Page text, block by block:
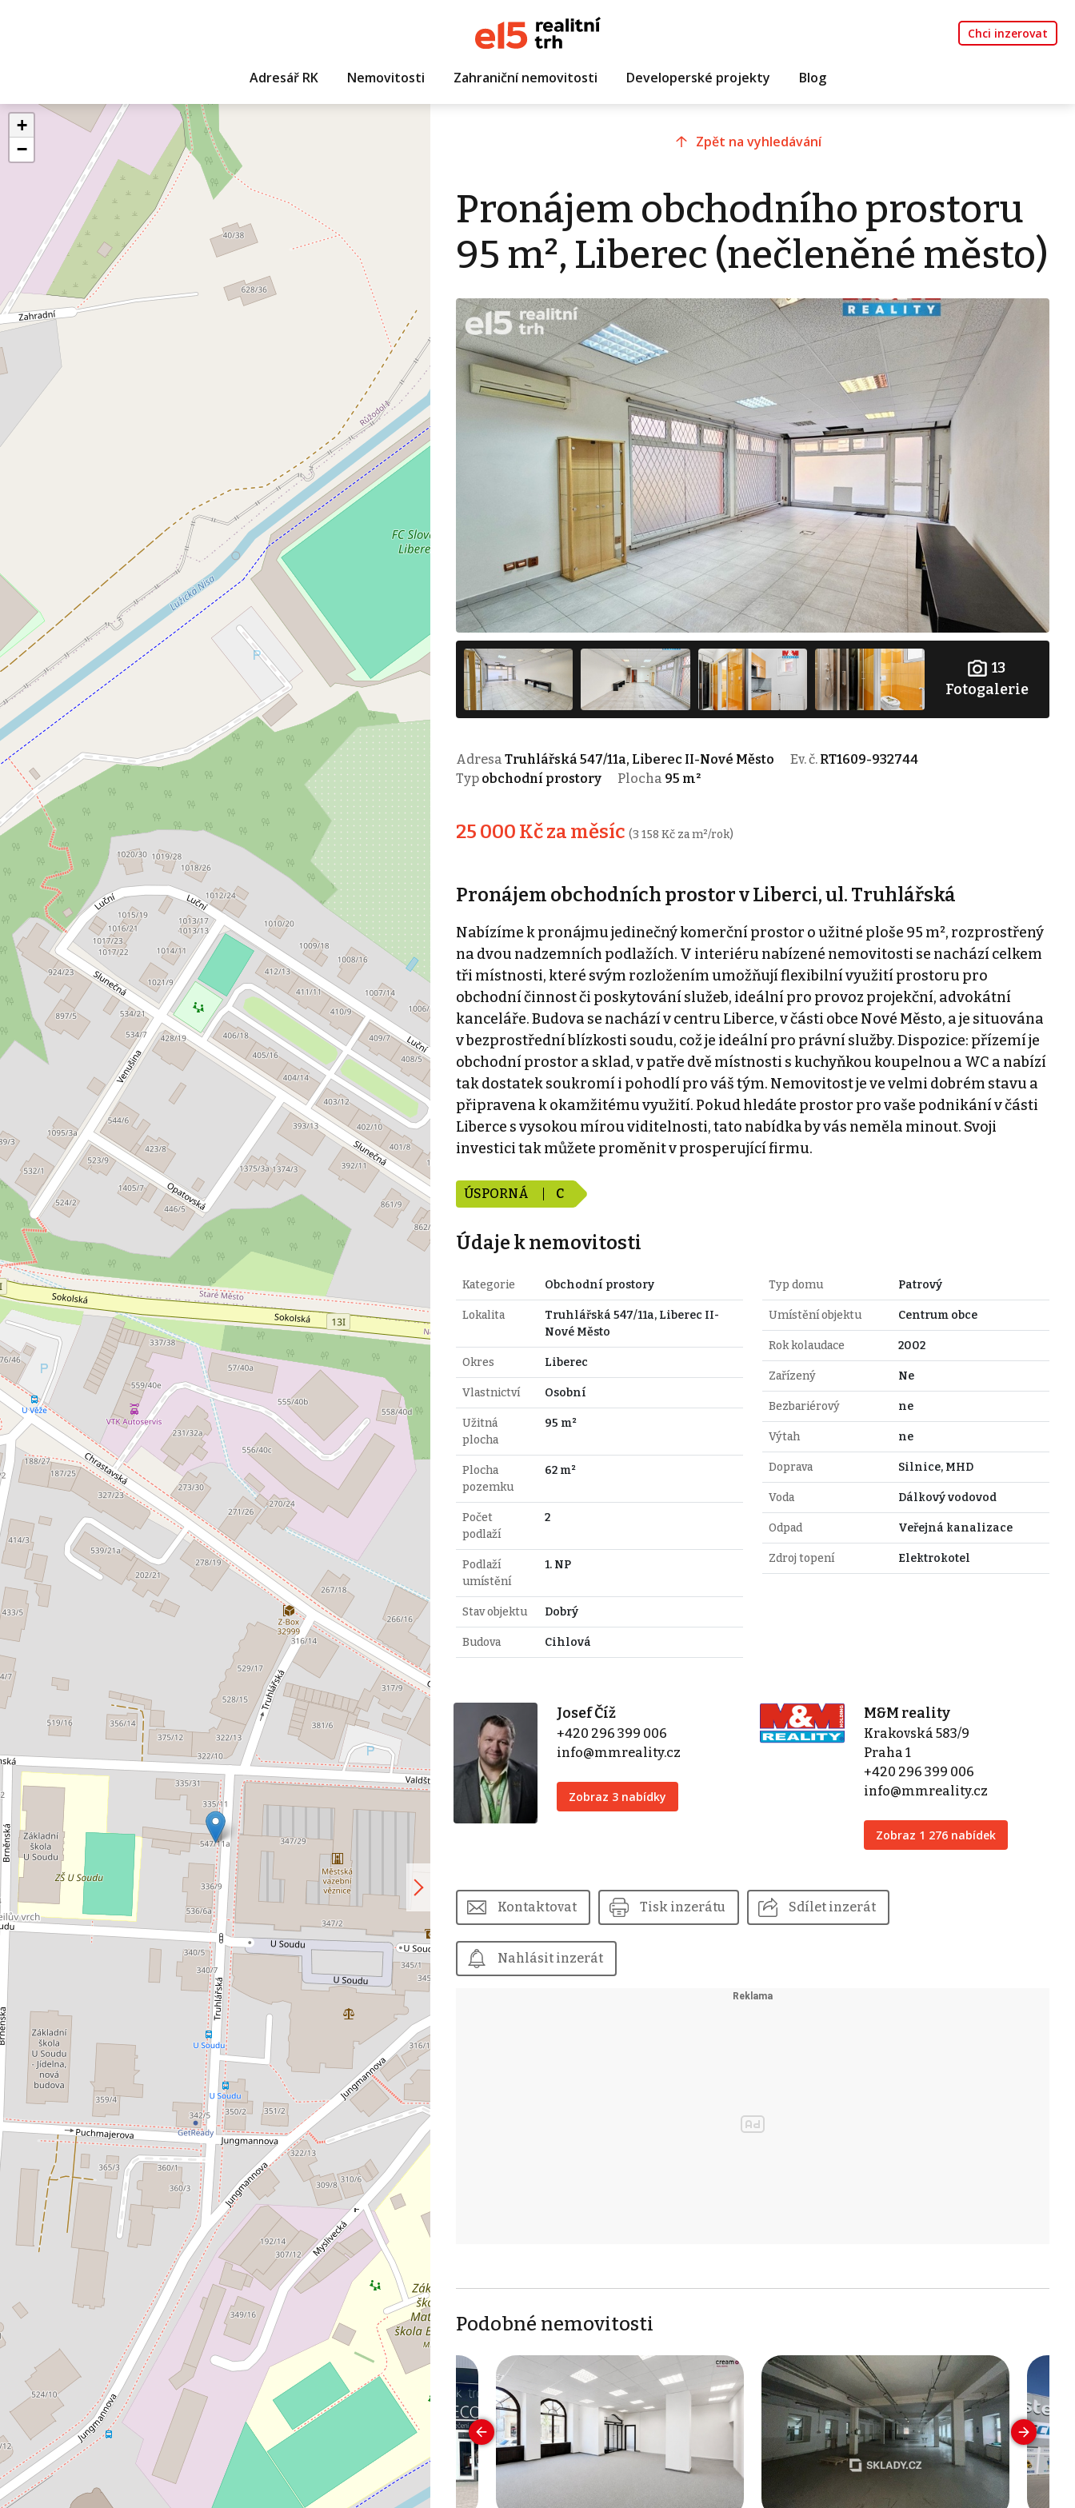
Chci inzerovat
Adresář RK Nemovitosti Zahraniční nemovitosti Developerské projekty Blog
+
−
Zpět na vyhledávání
Pronájem obchodního prostoru
95 m², Liberec (nečleněné město)
13
Fotogalerie
Adresa Truhlářská 547/11a, Liberec II-Nové Město Ev. č. RT1609-932744
Typ obchodní prostory Plocha 95 m²
25 000 Kč za měsíc (3 158 Kč za m²/rok)
Pronájem obchodních prostor v Liberci, ul. Truhlářská
Nabízíme k pronájmu jedinečný komerční prostor o užitné ploše 95 m², rozprostřený
na dvou nadzemních podlažích. V interiéru nabízené nemovitosti se nachází celkem
tři místnosti, které svým rozložením umožňují flexibilní využití prostoru pro
obchodní činnost či poskytování služeb, ideální pro provoz projekční, advokátní
kanceláře. Budova se nachází v centru Liberce, v části obce Nové Město, a je situována
v bezprostřední blízkosti soudu, což je ideální pro právní služby. Dispozice: přízemí je
obchodní prostor a sklad, v patře dvě místnosti s kuchyňkou koupelnou a WC a nabízí
tak dostatek soukromí i pohodlí pro váš tým. Nemovitost je ve velmi dobrém stavu a
připravena k okamžitému využití. Pokud hledáte prostor pro vaše podnikání v části
Liberce s vysokou mírou viditelnosti, tato nabídka by vás neměla minout. Svoji
investici tak můžete proměnit v prosperující firmu.
ÚSPORNÁ C
Údaje k nemovitosti
Kategorie Obchodní prostory
Lokalita
Truhlářská 547/11a, Liberec II-
Nové Město
Okres Liberec
Vlastnictví Osobní
Užitná
plocha
95 m²
Plocha
pozemku
62 m²
Počet
podlaží
2
Podlaží
umístění
1. NP
Stav objektu Dobrý
Budova Cihlová
Typ domu Patrový
Umístění objektu Centrum obce
Rok kolaudace 2002
Zařízený Ne
Bezbariérový ne
Výtah ne
Doprava Silnice, MHD
Voda Dálkový vodovod
Odpad Veřejná kanalizace
Zdroj topení Elektrokotel
Josef Číž
+420 296 399 006
info@mmreality.cz
Zobraz 3 nabídky
M&M reality
Krakovská 583/9
Praha 1
+420 296 399 006
info@mmreality.cz
Zobraz 1 276 nabídek
Kontaktovat Tisk inzerátu Sdílet inzerát
Nahlásit inzerát
Podobné nemovitosti